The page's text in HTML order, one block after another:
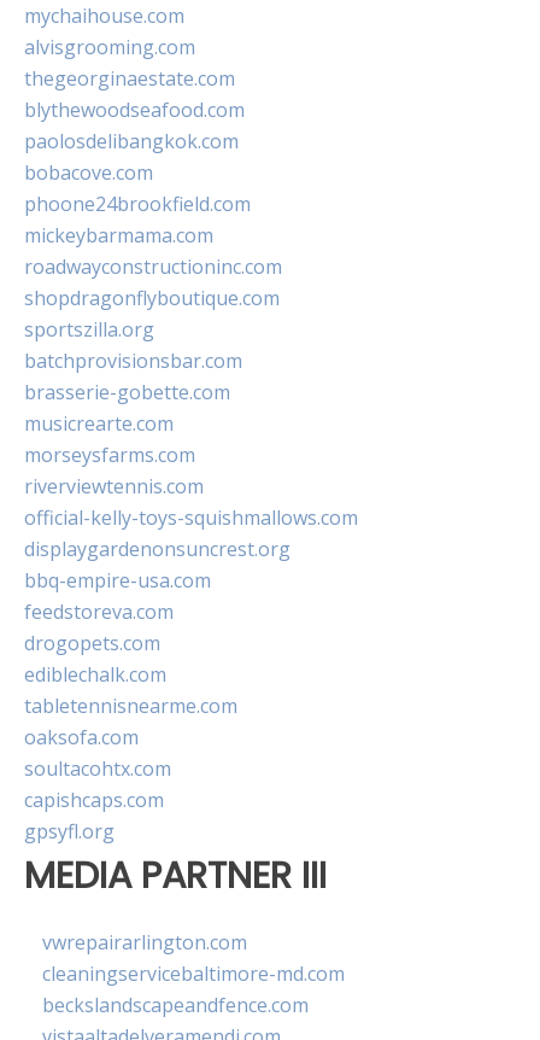
mychaihouse.com
alvisgrooming.com
thegeorginaestate.com
blythewoodseafood.com
paolosdelibangkok.com
bobacove.com
phoone24brookfield.com
mickeybarmama.com
roadwayconstructioninc.com
shopdragonflyboutique.com
sportszilla.org
batchprovisionsbar.com
brasserie-gobette.com
musicrearte.com
morseysfarms.com
riverviewtennis.com
official-kelly-toys-squishmallows.com
displaygardenonsuncrest.org
bbq-empire-usa.com
feedstoreva.com
drogopets.com
ediblechalk.com
tabletennisnearme.com
oaksofa.com
soultacohtx.com
capishcaps.com
gpsyfl.org
MEDIA PARTNER III
vwrepairarlington.com
cleaningservicebaltimore-md.com
beckslandscapeandfence.com